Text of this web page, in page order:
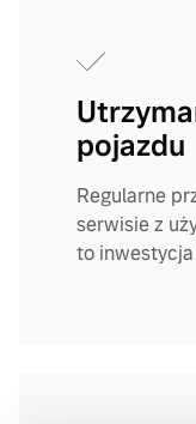
pojazdu
Regularne
serwisie z
to inwestycja